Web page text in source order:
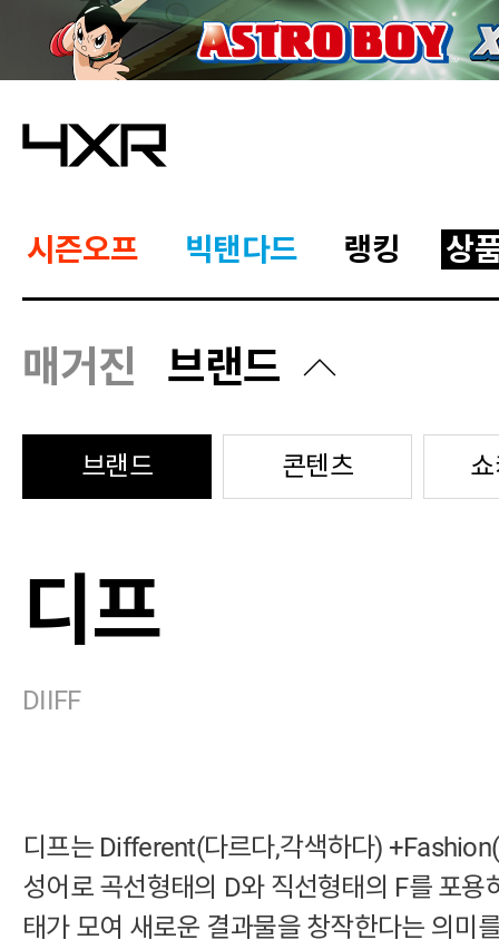
시즌오프 빅탠다드 랭킹 상
매거진 브랜드
브랜드 콘텐츠
디프
DIIFF
디프는 Different(다르다,각색하다)
성어로 곡선형태의 D와 직선형태의 F를 포용
태가 모여 새로운 결과물을 창작한다는 의미